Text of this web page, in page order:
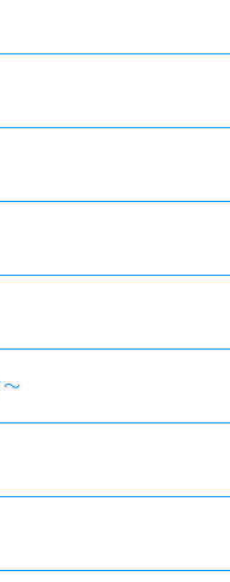
限定商品
本数限定商品
計 本数限定商品
限定商品